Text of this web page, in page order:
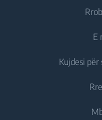
Lavatriçe
E
Kujdesi